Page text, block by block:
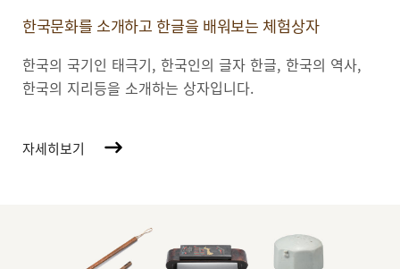
한국문화를 소개하고 한글을 배워보는 체험상자
한국의 국기인 태극기, 한국인의 글자 한글, 한국의 역사,
한국의 지리등을 소개하는 상자입니다.
자세히보기